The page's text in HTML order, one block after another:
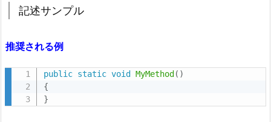
ル
す
4.
u
記述サンプル
推奨される例
public static void MyMethod ( )
{
}